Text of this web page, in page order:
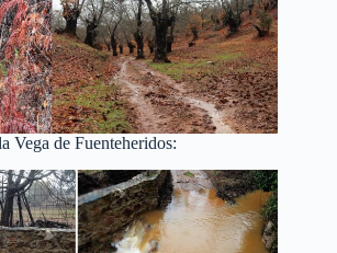
Vega de Fuenteheridos: